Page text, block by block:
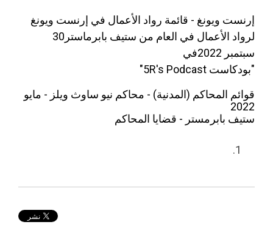
إرنست ويونغ - قائمة رواد الأعمال في إرنست ويونغ
لرواد الأعمال في العام من ستيف بابرماستر30
سبتمبر 2022في
"بودكاست 5R's Podcast"
ت
ص
ا
ا
ل
م
قوائم المحاكم (المدنية) - محاكم نيو ساوث ويلز - مايو
2022
استيف بابرمستر - قضايا المحاكم